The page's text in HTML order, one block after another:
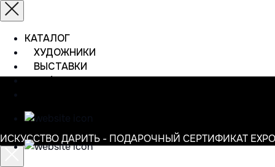
КАТАЛОГ
ХУДОЖНИКИ
ВЫСТАВКИ
ИНФОРМАЦИЯ
ИСКУССТВО ДАРИТЬ - ПОДАРОЧНЫЙ СЕРТИФИКАТ